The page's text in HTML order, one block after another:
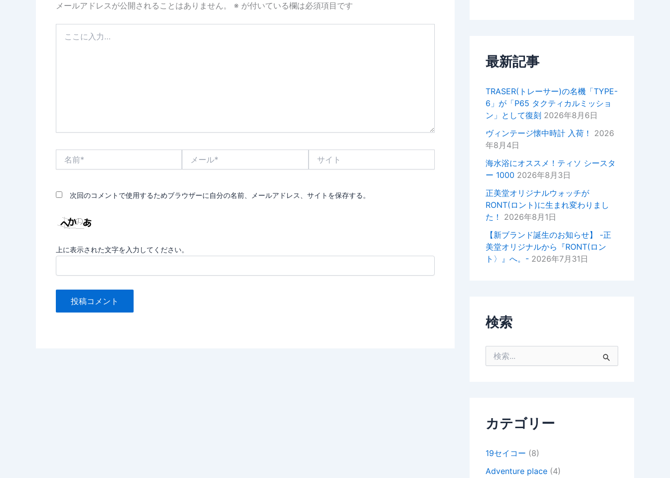
メールアドレスが公開されることはありません。 ※ が付いている欄は必須項目です
次回のコメントで使用するためブラウザーに自分の名前、メールアドレス、サイトを保存する。
上に表示された文字を入力してください。
正美堂スタッフ
セイコーのオートクォーツ 褒め
てもらえた！
オーナーからの返信
k様
この度は嬉しい評価をいただき誠
にありがとうございます。
YouTubeの動画もご覧いただい
ているとのことで、スタッフ一同
大変嬉しい気持ちでございます。
次お越しの際はぜひお話しさせて
いただきたいので宜しければお声
掛けいただけると幸いでございま
す。
今後ともどうぞよろしくお願いい
たします。
正美堂時計店スタッフ
最新記事
TRASER(トレーサー)の名機「TYPE-
6」が「P65 タクティカルミッショ
ン」として復刻 2026年8月6日
ヴィンテージ懐中時計 入荷！
2026
年8月4日
海水浴にオススメ！ティソ シースタ
ー 1000 2026年8月3日
正美堂オリジナルウォッチが
RONT(ロント)に生まれ変わりまし
た！
2026年8月1日
【新ブランド誕生のお知らせ】 -正
美堂オリジナルから『RONT(ロン
ト〉』へ。- 2026年7月31日
検索
カテゴリー
19セイコー (8)
Adventure place (4)